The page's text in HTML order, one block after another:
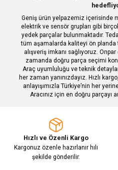
Ürün fiyatı diğer sitelerden daha
Bu ürüne benzer farklı alternatifler
Geniş ürün yelpazemiz içerisinde
elektrik ve sensör grupları gibi
yedek parçalar bulunmaktadır.
tüm aşamalarda kaliteyi ön
alışveriş imkanı sağlıyoruz.
zamanda doğru parça seçimi
Araç uyumluluğu ve teknik
her zaman yanınızdayız. Hızlı
anlayışımızla Türkiye’nin her
Aracınız için en doğru parçayı
Hızlı ve Özenli Kargo
Kargonuz özenle hazırlanır hılı
şekilde gönderilir.